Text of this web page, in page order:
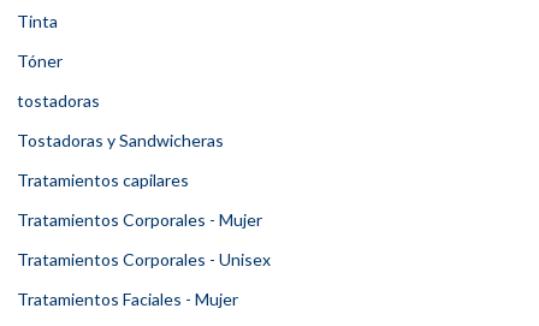
Tinta
Tóner
tostadoras
Tostadoras y Sandwicheras
Tratamientos capilares
Tratamientos Corporales - Mujer
Tratamientos Corporales - Unisex
Tratamientos Faciales - Mujer